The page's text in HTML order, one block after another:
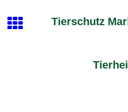
Tierschutz